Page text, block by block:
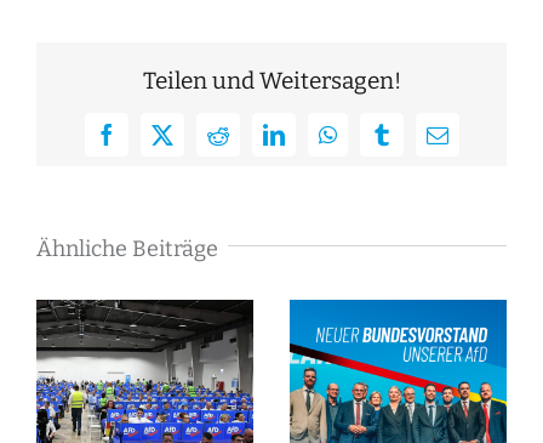
Teilen und Weitersagen!
Facebook
X RedditLinkedInWhatsAppTumblrE-
Ähnliche Beiträge